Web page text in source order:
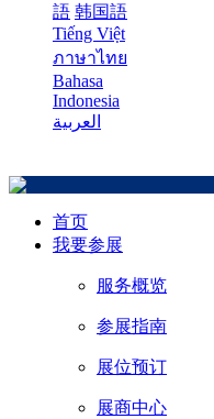
語 韩国語
Tiếng Việt
ภาษาไทย
Bahasa
Indonesia
العربية
首页
我要参展
服务概览
参展指南
展位预订
展商中心